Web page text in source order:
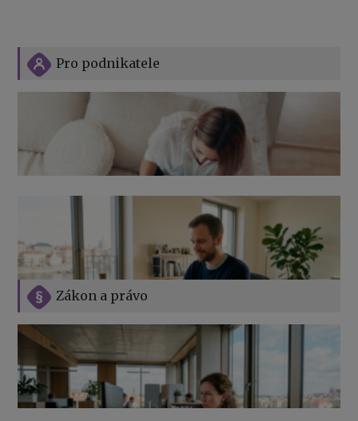
Zákon a právo
Pro podnikatele
Jak na podnikání při rodičovské dovolené
Přehledy pro OSSZ a zdravotní pojišťovny – jak na ně
v roce 2026